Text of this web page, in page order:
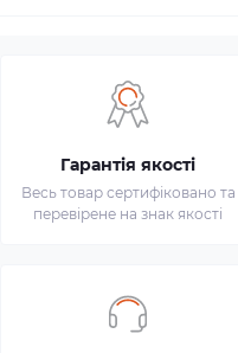
Гарантія якості
Весь товар сертифіковано та
перевірене на знак якості